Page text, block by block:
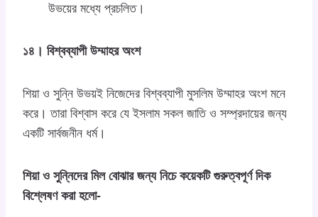
উভয়ের মধ্যে প্রচলিত।
১৪। বিশ্বব্যাপী উম্মাহর অংশ
শিয়া ও সুন্নি উভয়ই নিজেদের বিশ্বব্যাপী মুসলিম উম্মাহর অংশ মনে
করে। তারা বিশ্বাস করে যে ইসলাম সকল জাতি ও সম্প্রদায়ের জন্য
একটি সার্বজনীন ধর্ম।
শিয়া ও সুন্নিদের মিল বোঝার জন্য নিচে কয়েকটি গুরুত্বপূর্ণ দিক
বিশ্লেষণ করা হলো-